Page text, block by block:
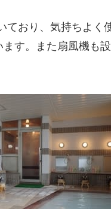
おり、気持ちよく
す。また扇風機も